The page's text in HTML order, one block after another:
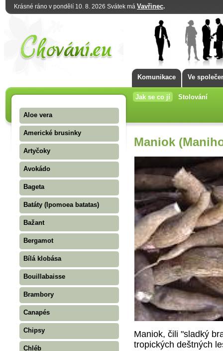
Krásné ráno v pondělí 10. 8. 2026 Svátek má Vavřinec.
Komunikace Ve
Jak se co jí Stolování
Aloe vera
Americké brusinky
Artyčoky
Avokádo
Bageta
Batáty (Ipomoea batatas)
Bažant
Bergamot
Bílá klobása
Bouillabaisse
Brambory
Canapés
Chipsy
Chléb
Maniok
Maniok, čili "sladký
tropických deštných